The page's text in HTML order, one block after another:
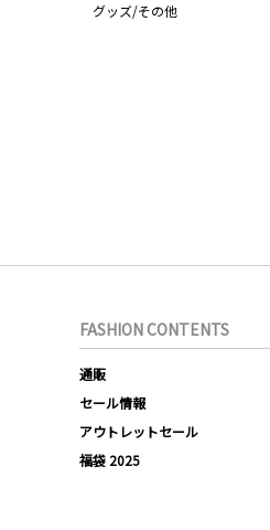
グッズ/その他
FASHION CONTENTS
通販
セール情報
アウトレットセール
福袋 2025